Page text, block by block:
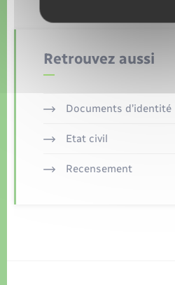
Retrouvez aussi
Documents d’identité
Etat civil
Recensement